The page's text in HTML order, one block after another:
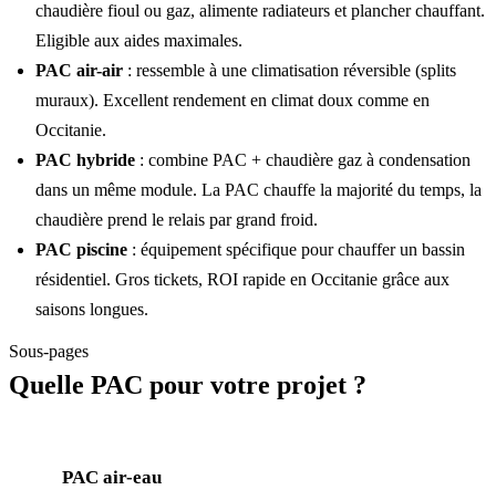
chaudière fioul ou gaz, alimente radiateurs et plancher chauffant.
Eligible aux aides maximales.
PAC air-air : ressemble à une climatisation réversible (splits
muraux). Excellent rendement en climat doux comme en
Occitanie.
PAC hybride : combine PAC + chaudière gaz à condensation
dans un même module. La PAC chauffe la majorité du temps, la
chaudière prend le relais par grand froid.
PAC piscine : équipement spécifique pour chauffer un bassin
résidentiel. Gros tickets, ROI rapide en Occitanie grâce aux
saisons longues.
Sous-pages
Quelle PAC pour votre projet ?
PAC air-eau